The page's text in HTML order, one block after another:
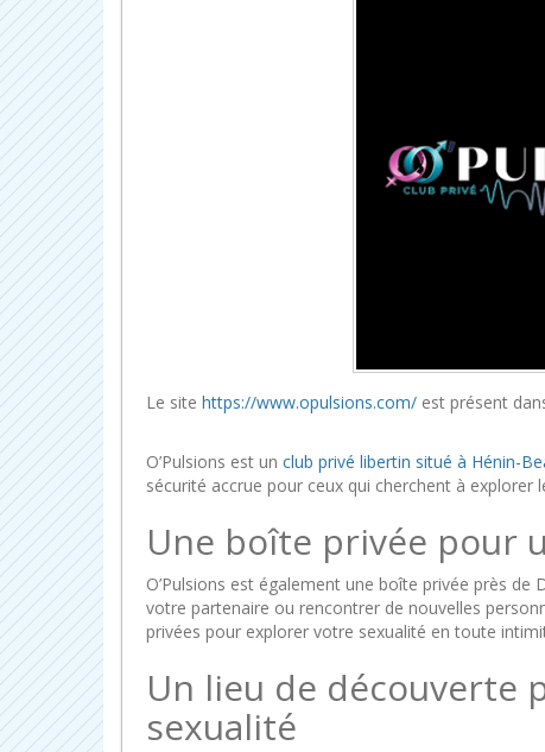
Le site https://www.opulsions.com/ est présent
O’Pulsions est un club privé libertin situé à Hénin-
sécurité accrue pour ceux qui cherchent à explorer
Une boîte privée pour
O’Pulsions est également une boîte privée près
votre partenaire ou rencontrer de nouvelles
privées pour explorer votre sexualité en toute
Un lieu de découverte
sexualité